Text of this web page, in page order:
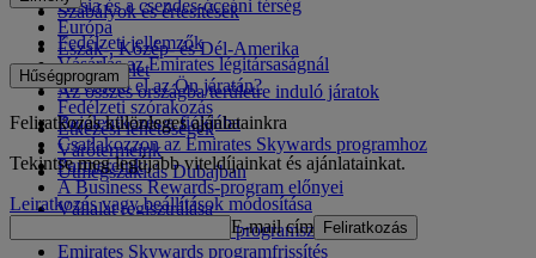
Szabályok és értesítések
Ázsia és a csendes-óceáni térség
Európa
Észak-, Közép- és Dél-Amerika
Közel-Kelet
Az összes országba/területre induló járatok
Fedélzeti jellemzők
Vásárlás az Emirates légitársaságnál
Mi érhető el az Ön járatán?
Fedélzeti szórakozás
Étkezési lehetőségek
Várótermeink
Útmegszakítás Dubajban
Hűségprogram
Bejelentkezés a fiókjába
Csatlakozzon az Emirates Skywards programhoz
Partnereink
A Business Rewards-program előnyei
Vállalat regisztrálása
Az Emirates Skywards programszabályzata
Emirates Skywards programfrissítés
Feliratkozás különleges ajánlatainkra
Tekintse meg legújabb viteldíjainkat és ajánlatainkat.
Leiratkozás vagy beállítások módosítása
E-mail cím Feliratkozás